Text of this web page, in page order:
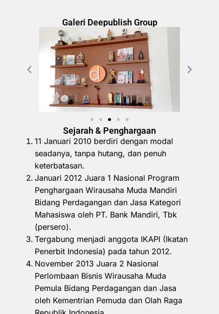
Galeri Deepublish Group
Sejarah & Penghargaan
11 Januari 2010 berdiri dengan modal
seadanya, tanpa hutang, dan penuh
keterbatasan.
Januari 2012 Juara 1 Nasional Program
Penghargaan Wirausaha Muda Mandiri
Bidang Perdagangan dan Jasa Kategori
Mahasiswa oleh PT. Bank Mandiri, Tbk
(persero).
Tergabung menjadi anggota IKAPI (Ikatan
Penerbit Indonesia) pada tahun 2012.
November 2013 Juara 2 Nasional
Perlombaan Bisnis Wirausaha Muda
Pemula Bidang Perdagangan dan Jasa
oleh Kementrian Pemuda dan Olah Raga